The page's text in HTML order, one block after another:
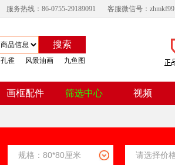
服务热线：86-0755-29189091 客服微信号：zhmkf99
搜索
孔雀 风景油画 九鱼图
画框配件 筛选中心 视频